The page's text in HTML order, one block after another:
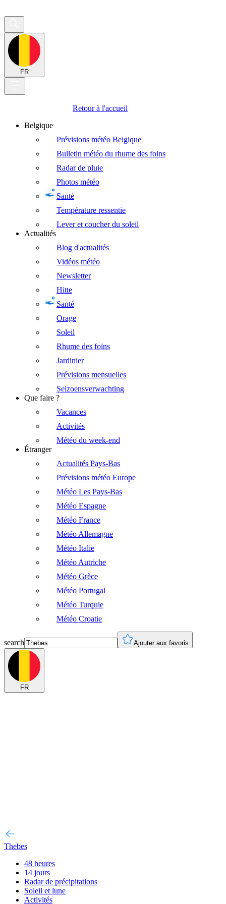
FR
Retour à l'accueil
Belgique
Prévisions météo Belgique
Bulletin météo du rhume des foins
Radar de pluie
Photos météo
Santé
Température ressentie
Lever et coucher du soleil
Actualités
Blog d'actualités
Vidéos météo
Newsletter
Hitte
Santé
Orage
Soleil
Rhume des foins
Jardinier
Prévisions mensuelles
Seizoensverwachting
Que faire ?
Vacances
Activités
Météo du week-end
Étranger
Actualités Pays-Bas
Prévisions météo Europe
Météo Les Pays-Bas
Météo Espagne
Météo France
Météo Allemagne
Météo Italie
Météo Autriche
Météo Grèce
Météo Portugal
Météo Turquie
Météo Croatie
search Ajouter aux favoris
FR
Thebes
48 heures
14 jours
Radar de précipitations
Soleil et lune
Activités